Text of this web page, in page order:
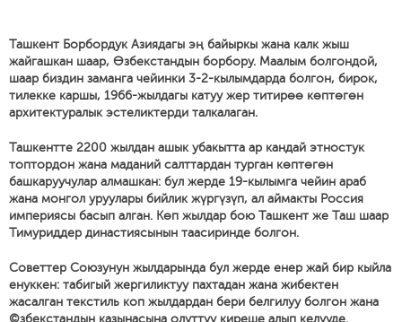
Ташкент Борбордук Азиядагы эң байыркы жана калк жыш
жайгашкан шаар, Өзбекстандын борбору. Маалым болгондой,
шаар биздин заманга чейинки 3-2-кылымдарда болгон, бирок,
тилекке каршы, 1966-жылдагы катуу жер титирөө көптөгөн
архитектуралык эстеликтерди талкалаган.
Ташкентте 2200 жылдан ашык убакытта ар кандай этностук
топтордон жана маданий салттардан турган көптөгөн
башкаруучулар алмашкан: бул жерде 19-кылымга чейин араб
жана монгол уруулары бийлик жүргүзүп, ал аймакты Россия
империясы басып алган. Көп жылдар бою Ташкент же Таш шаар
Тимуриддер династиясынын таасиринде болгон.
Советтер Союзунун жылдарында бул жерде енер жай бир кыйла
енуккен: табигый жергиликтуу пахтадан жана жибектен
жасалган текстиль коп жылдардан бери белгилуу болгон жана
©збекстандын казынасына олуттуу киреше алып келууде.